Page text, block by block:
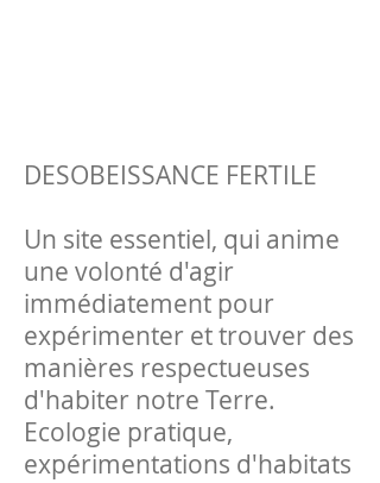
DESOBEISSANCE FERTILE
Un site essentiel, qui anime
une volonté d'agir
immédiatement pour
expérimenter et trouver des
manières respectueuses
d'habiter notre Terre.
Ecologie pratique,
expérimentations d'habitats